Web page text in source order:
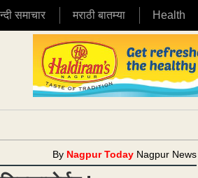
समाचार मराठी बातम्या Health
By Nagpur Today Nagpur News